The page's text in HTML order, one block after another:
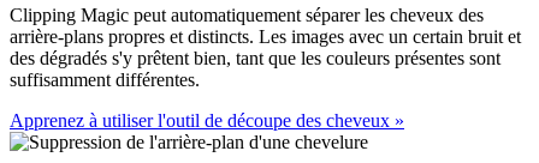
Clipping Magic peut automatiquement séparer les cheveux des
arrière-plans propres et distincts. Les images avec un certain bruit et
des dégradés s'y prêtent bien, tant que les couleurs présentes sont
suffisamment différentes.
Apprenez à utiliser l'outil de découpe des cheveux »